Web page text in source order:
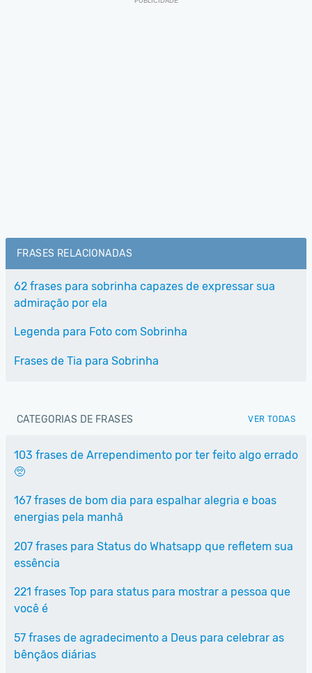
FRASES RELACIONADAS
62 frases para sobrinha capazes de expressar sua
admiração por ela
Legenda para Foto com Sobrinha
Frases de Tia para Sobrinha
CATEGORIAS DE FRASES VER TODAS
103 frases de Arrependimento por ter feito algo errado
🥺
167 frases de bom dia para espalhar alegria e boas
energias pela manhã
207 frases para Status do Whatsapp que refletem sua
essência
221 frases Top para status para mostrar a pessoa que
você é
57 frases de agradecimento a Deus para celebrar as
bênçãos diárias